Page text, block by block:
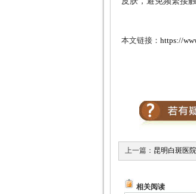
本文链接： https://
上一篇： 昆明白斑医
相关阅读